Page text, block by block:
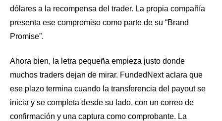
dólares a la recompensa del trader. La propia compañía
presenta ese compromiso como parte de su “Brand
Promise”.
Ahora bien, la letra pequeña empieza justo donde
muchos traders dejan de mirar. FundedNext aclara que
ese plazo termina cuando la transferencia del payout se
inicia y se completa desde su lado, con un correo de
confirmación y una captura como comprobante. La